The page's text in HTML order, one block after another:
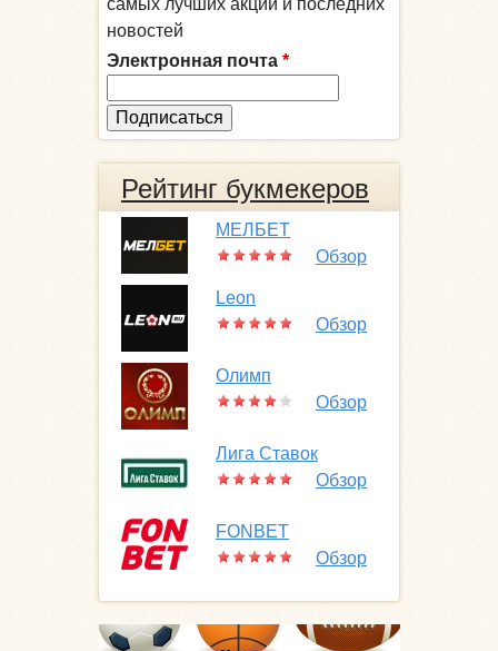
новостей
Электронная почта *
Рейтинг букмекеров
МЕЛБЕТ
Обзор
Leon
Обзор
Олимп
Обзор
Лига Ставок
Обзор
FONBET
Обзор